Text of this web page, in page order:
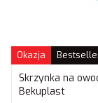
Okazja
Skrzynka na
Bekuplast